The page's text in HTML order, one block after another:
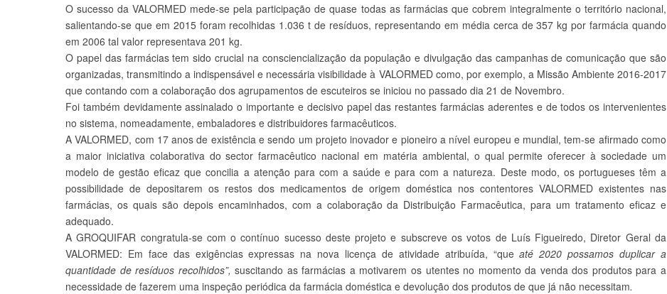
O sucesso da VALORMED mede-se pela participação de quase todas as farmácias que cobrem integralmente o território nacional,
salientando-se que em 2015 foram recolhidas 1.036 t de resíduos, representando em média cerca de 357 kg por farmácia quando
em 2006 tal valor representava 201 kg.
O papel das farmácias tem sido crucial na consciencialização da população e divulgação das campanhas de comunicação que são
organizadas, transmitindo a indispensável e necessária visibilidade à VALORMED como, por exemplo, a Missão Ambiente 2016-2017
que contando com a colaboração dos agrupamentos de escuteiros se iniciou no passado dia 21 de Novembro.
Foi também devidamente assinalado o importante e decisivo papel das restantes farmácias aderentes e de todos os intervenientes
no sistema, nomeadamente, embaladores e distribuidores farmacêuticos.
A VALORMED, com 17 anos de existência e sendo um projeto inovador e pioneiro a nível europeu e mundial, tem-se afirmado como
a maior iniciativa colaborativa do sector farmacêutico nacional em matéria ambiental, o qual permite oferecer à sociedade um
modelo de gestão eficaz que concilia a atenção para com a saúde e para com a natureza. Deste modo, os portugueses têm a
possibilidade de depositarem os restos dos medicamentos de origem doméstica nos contentores VALORMED existentes nas
farmácias, os quais são depois encaminhados, com a colaboração da Distribuição Farmacêutica, para um tratamento eficaz e
adequado.
A GROQUIFAR congratula-se com o contínuo sucesso deste projeto e subscreve os votos de Luís Figueiredo, Diretor Geral da
VALORMED: Em face das exigências expressas na nova licença de atividade atribuída, “queaté 2020 possamos duplicar a
quantidade de resíduos recolhidos”,suscitando as farmácias a motivarem os utentes no momento da venda dos produtos para a
necessidade de fazerem uma inspeção periódica da farmácia doméstica e devolução dos produtos de que já não necessitam.